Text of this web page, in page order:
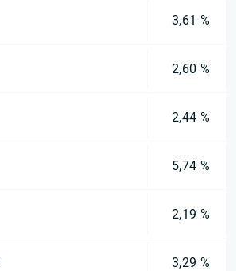
3,61 %
2,60 %
2,44 %
5,74 %
2,19 %
3,29 %